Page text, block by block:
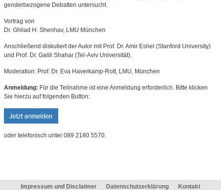
genderbezogene Debatten untersucht.
Vortrag von
Dr. Ghilad H. Shenhav, LMU München
Anschließend diskutiert der Autor mit Prof. Dr. Amir Eshel (Stanford University)
und Prof. Dr. Galili Shahar (Tel-Aviv Universität).
Moderation: Prof. Dr. Eva Haverkamp-Rott, LMU, München
Anmeldung: Für die Teilnahme ist eine Anmeldung erforderlich. Bitte klicken
Sie hierzu auf folgenden Button:
oder telefonisch unter 089 2180 5570.
Impressum und Disclaimer Datenschutzerklärung Kontakt